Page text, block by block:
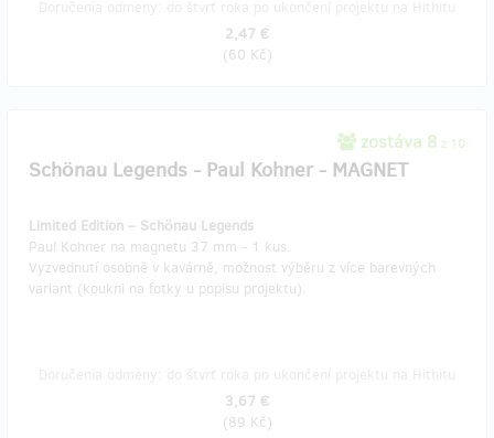
2,47 €
(60 Kč)
zostáva 8 z 10
Schönau Legends - Paul Kohner - MAGNET
Limited Edition – Schönau Legends
Paul Kohner na magnetu 37 mm - 1 kus.
Vyzvednutí osobně v kavárně, možnost výběru z více barevných
variant (koukni na fotky u popisu projektu).
3,67 €
(89 Kč)